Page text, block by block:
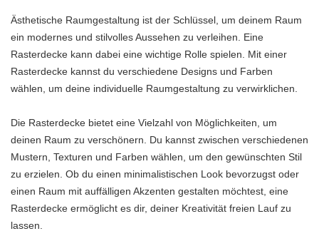
Ästhetische Raumgestaltung ist der Schlüssel, um deinem Raum
ein modernes und stilvolles Aussehen zu verleihen. Eine
Rasterdecke kann dabei eine wichtige Rolle spielen. Mit einer
Rasterdecke kannst du verschiedene Designs und Farben
wählen, um deine individuelle Raumgestaltung zu verwirklichen.
Die Rasterdecke bietet eine Vielzahl von Möglichkeiten, um
deinen Raum zu verschönern. Du kannst zwischen verschiedenen
Mustern, Texturen und Farben wählen, um den gewünschten Stil
zu erzielen. Ob du einen minimalistischen Look bevorzugst oder
einen Raum mit auffälligen Akzenten gestalten möchtest, eine
Rasterdecke ermöglicht es dir, deiner Kreativität freien Lauf zu
lassen.